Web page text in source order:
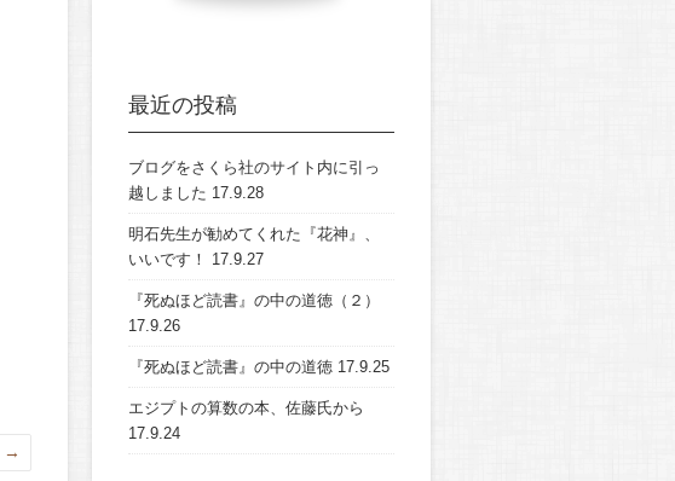
→
最近の投稿
ブログをさくら社のサイト内に引っ
越しました 17.9.28
明石先生が勧めてくれた『花神』、
いいです！
17.9.27
『死ぬほど読書』の中の道徳（２）
17.9.26
『死ぬほど読書』の中の道徳 17.9.25
エジプトの算数の本、佐藤氏から
17.9.24